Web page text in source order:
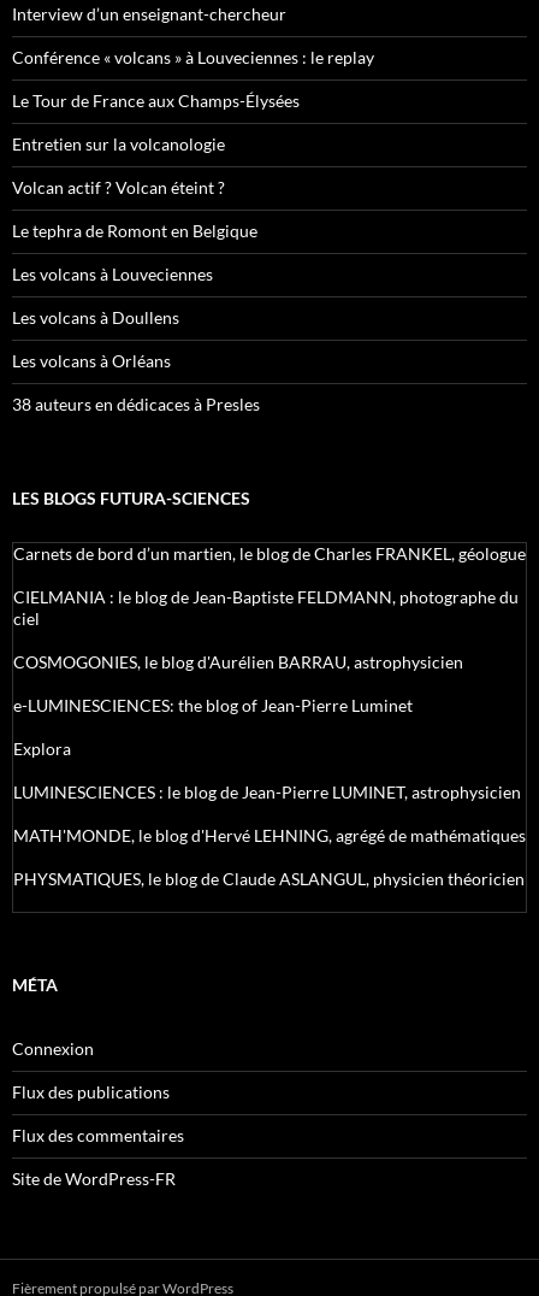
Interview d’un enseignant-chercheur
Conférence « volcans » à Louveciennes : le replay
Le Tour de France aux Champs-Élysées
Entretien sur la volcanologie
Volcan actif ? Volcan éteint ?
Le tephra de Romont en Belgique
Les volcans à Louveciennes
Les volcans à Doullens
Les volcans à Orléans
38 auteurs en dédicaces à Presles
LES BLOGS FUTURA-SCIENCES
Carnets de bord d’un martien, le blog de Charles FRANKEL, géologue
CIELMANIA : le blog de Jean-Baptiste FELDMANN, photographe du
ciel
COSMOGONIES, le blog d'Aurélien BARRAU, astrophysicien
e-LUMINESCIENCES: the blog of Jean-Pierre Luminet
Explora
LUMINESCIENCES : le blog de Jean-Pierre LUMINET, astrophysicien
MATH'MONDE, le blog d'Hervé LEHNING, agrégé de mathématiques
PHYSMATIQUES, le blog de Claude ASLANGUL, physicien théoricien
MÉTA
Connexion
Flux des publications
Flux des commentaires
Site de WordPress-FR
Fièrement propulsé par WordPress